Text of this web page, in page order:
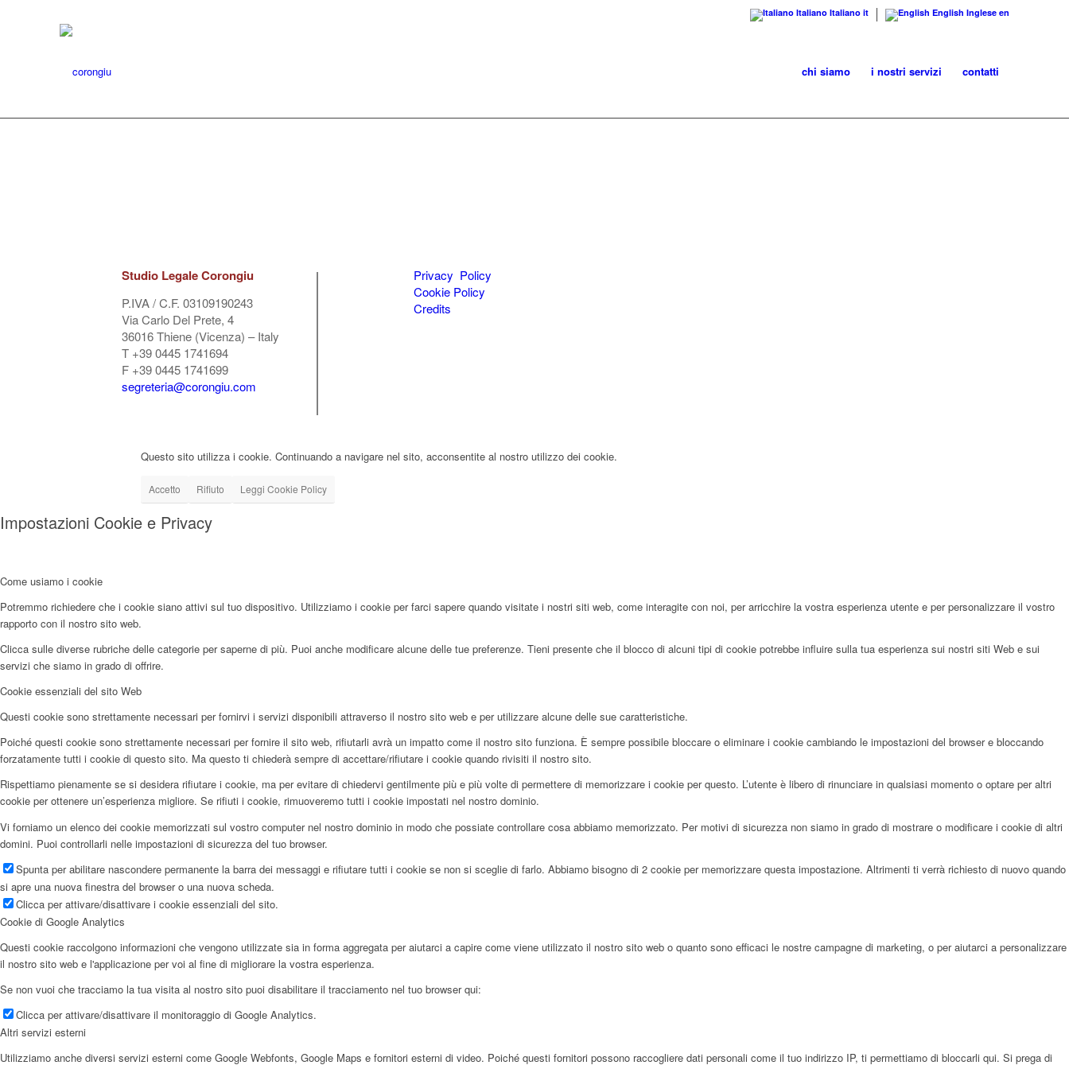
Italiano Italiano it English Inglese en
chi siamo i nostri servizi contatti
Studio Legale Corongiu
P.IVA / C.F. 03109190243
Via Carlo Del Prete, 4
36016 Thiene (Vicenza) – Italy
T +39 0445 1741694
F +39 0445 1741699
segreteria@corongiu.com
Privacy Policy
Cookie Policy
Credits
Questo sito utilizza i cookie. Continuando a navigare nel sito, acconsentite al nostro utilizzo dei cookie.
Accetto Rifiuto Leggi Cookie Policy
Impostazioni Cookie e Privacy
Come usiamo i cookie
Potremmo richiedere che i cookie siano attivi sul tuo dispositivo. Utilizziamo i cookie per farci sapere quando visitate i nostri siti web, come interagite con noi, per arricchire la vostra esperienza utente e per personalizzare il vostro
rapporto con il nostro sito web.
Clicca sulle diverse rubriche delle categorie per saperne di più. Puoi anche modificare alcune delle tue preferenze. Tieni presente che il blocco di alcuni tipi di cookie potrebbe influire sulla tua esperienza sui nostri siti Web e sui
servizi che siamo in grado di offrire.
Cookie essenziali del sito Web
Questi cookie sono strettamente necessari per fornirvi i servizi disponibili attraverso il nostro sito web e per utilizzare alcune delle sue caratteristiche.
Poiché questi cookie sono strettamente necessari per fornire il sito web, rifiutarli avrà un impatto come il nostro sito funziona. È sempre possibile bloccare o eliminare i cookie cambiando le impostazioni del browser e bloccando
forzatamente tutti i cookie di questo sito. Ma questo ti chiederà sempre di accettare/rifiutare i cookie quando rivisiti il nostro sito.
Rispettiamo pienamente se si desidera rifiutare i cookie, ma per evitare di chiedervi gentilmente più e più volte di permettere di memorizzare i cookie per questo. L’utente è libero di rinunciare in qualsiasi momento o optare per altri
cookie per ottenere un’esperienza migliore. Se rifiuti i cookie, rimuoveremo tutti i cookie impostati nel nostro dominio.
Vi forniamo un elenco dei cookie memorizzati sul vostro computer nel nostro dominio in modo che possiate controllare cosa abbiamo memorizzato. Per motivi di sicurezza non siamo in grado di mostrare o modificare i cookie di altri
domini. Puoi controllarli nelle impostazioni di sicurezza del tuo browser.
Spunta per abilitare nascondere permanente la barra dei messaggi e rifiutare tutti i cookie se non si sceglie di farlo. Abbiamo bisogno di 2 cookie per memorizzare questa impostazione. Altrimenti ti verrà richiesto di nuovo quando
si apre una nuova finestra del browser o una nuova scheda.
Clicca per attivare/disattivare i cookie essenziali del sito.
Cookie di Google Analytics
Questi cookie raccolgono informazioni che vengono utilizzate sia in forma aggregata per aiutarci a capire come viene utilizzato il nostro sito web o quanto sono efficaci le nostre campagne di marketing, o per aiutarci a personalizzare
il nostro sito web e l'applicazione per voi al fine di migliorare la vostra esperienza.
Se non vuoi che tracciamo la tua visita al nostro sito puoi disabilitare il tracciamento nel tuo browser qui:
Clicca per attivare/disattivare il monitoraggio di Google Analytics.
Altri servizi esterni
Utilizziamo anche diversi servizi esterni come Google Webfonts, Google Maps e fornitori esterni di video. Poiché questi fornitori possono raccogliere dati personali come il tuo indirizzo IP, ti permettiamo di bloccarli qui. Si prega di